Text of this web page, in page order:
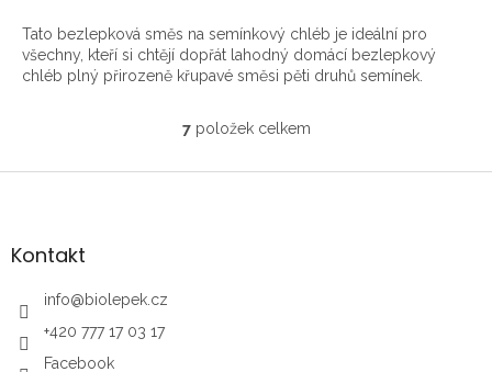
Tato bezlepková směs na semínkový chléb je ideální pro
všechny, kteří si chtějí dopřát lahodný domácí bezlepkový
chléb plný přirozeně křupavé směsi pěti druhů semínek.
O
l
7položek celkem
Z
aKontakt
info@biolepek.cz
+420 777 17 03 17
Facebook